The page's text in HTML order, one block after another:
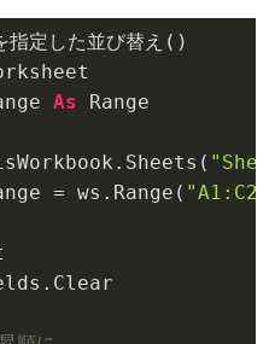
指定した並び替え()
As Range
= ws.Range(